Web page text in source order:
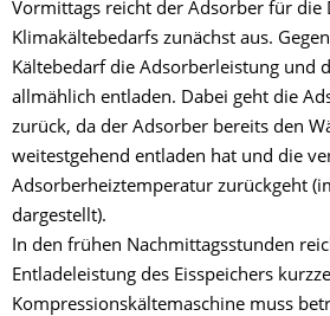
Vormittags reicht der Adsorber für die
Klimakältebedarfs zunächst aus.
Kältebedarf die Adsorberleistung und
allmählich entladen. Dabei geht die
zurück, da der Adsorber bereits den
weitestgehend entladen hat und die
Adsorberheiztemperatur zurückgeht
dargestellt).
In den frühen Nachmittagsstunden
Entladeleistung des Eisspeichers
Kompressionskältemaschine muss